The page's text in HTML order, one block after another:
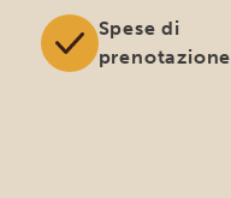
Spese di
prenotazione